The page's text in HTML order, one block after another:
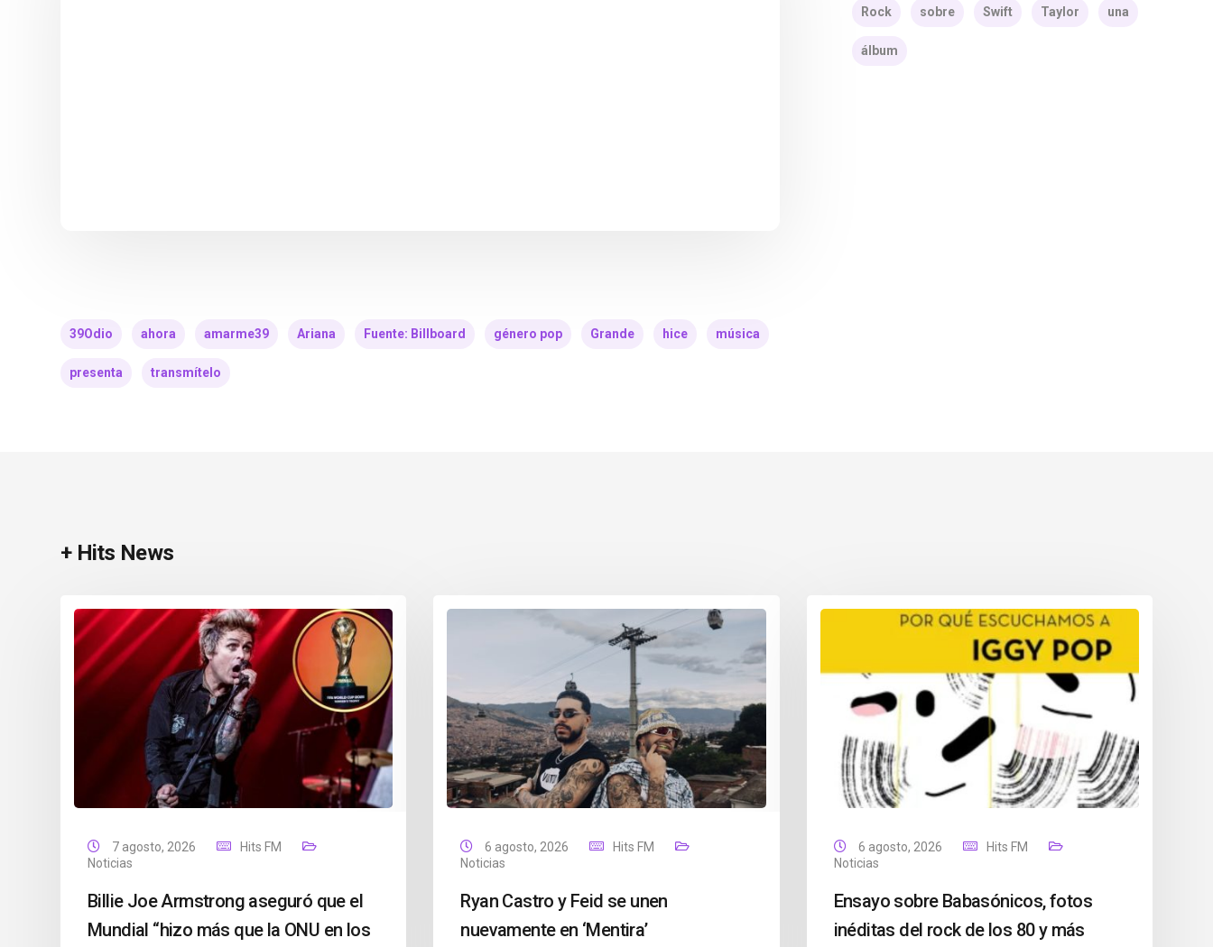
39Odio ahora amarme39 Ariana Fuente: Billboard género pop Grande hice música
presenta transmítelo
Rock sobre Swift Taylor una
álbum
+ Hits News
7 agosto, 2026
Hits FM
Noticias
Billie Joe Armstrong aseguró que el
Mundial “hizo más que la ONU en los
6 agosto, 2026
Hits FM
Noticias
Ryan Castro y Feid se unen
nuevamente en ‘Mentira’
6 agosto, 2026
Hits FM
Noticias
Ensayo sobre Babasónicos, fotos
inéditas del rock de los 80 y más